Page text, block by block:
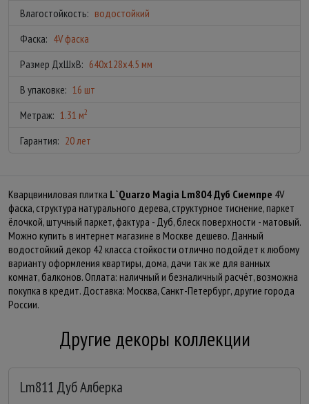
Влагостойкость: водостойкий
Фаска: 4V фаска
Размер ДхШхВ: 640x128x4.5 мм
В упаковке: 16 шт
Метраж: 1.31 м2
Гарантия: 20 лет
Кварцвиниловая плитка L`Quarzo Magia Lm804 Дуб Сиемпре 4V
фаска, структура натурального дерева, структурное тиснение, паркет
ёлочкой, штучный паркет, фактура - Дуб, блеск поверхности - матовый.
Можно купить в интернет магазине в Москве дешево. Данный
водостойкий декор 42 класса стойкости отлично подойдет к любому
варианту оформления квартиры, дома, дачи так же для ванных
комнат, балконов. Оплата: наличный и безналичный расчёт, возможна
покупка в кредит. Доставка: Москва, Санкт-Петербург, другие города
России.
Другие декоры коллекции
Lm811 Дуб Алберка